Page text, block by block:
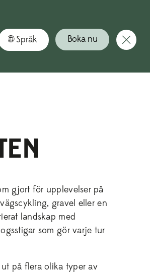
Boka nu
gjort för upplevelser på
gravel eller en
landskap med
som gör varje tur
på flera olika typer av